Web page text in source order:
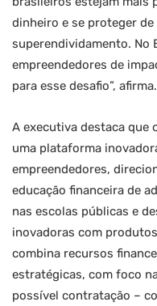
dinheiro e se proteger
superendividamento. No
empreendedores de
para esse desafio”, afirma.
A executiva destaca que
uma plataforma
empreendedores,
educação financeira de
nas escolas públicas e
inovadoras com
combina recursos
estratégicas, com foco
possível contratação –